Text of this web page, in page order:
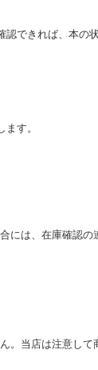
できれば、本の
す。
には、在庫確認
。当店は注意し